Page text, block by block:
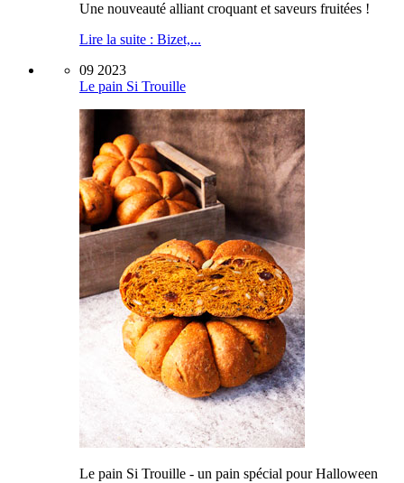
Une nouveauté alliant croquant et saveurs fruitées !
Lire la suite : Bizet,...
09 2023
Le pain Si Trouille
Le pain Si Trouille - un pain spécial pour Halloween